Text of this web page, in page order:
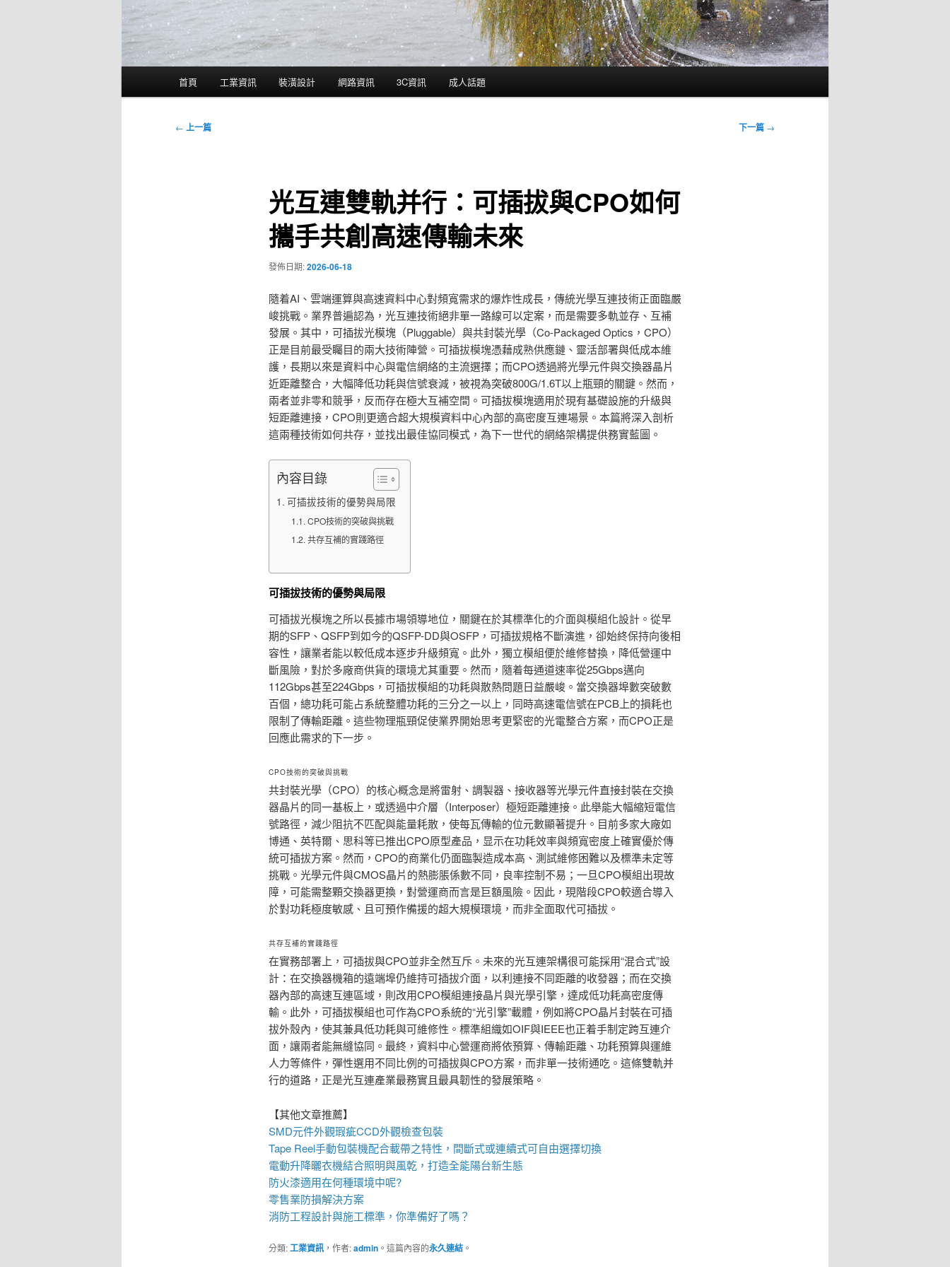
首頁 工業資訊 裝潢設計 網路資訊 3C資訊 成人話題
文
← 上一篇 下一篇 →
光互連雙軌并行：可插拔與CPO如何
攜手共創高速傳輸未來
發佈日期:2026-06-18
隨着AI、雲端運算與高速資料中心對頻寬需求的爆炸性成長，傳統光學互連技術正面臨嚴
峻挑戰。業界普遍認為，光互連技術絕非單一路線可以定案，而是需要多軌並存、互補
發展。其中，可插拔光模塊（Pluggable）與共封裝光學（Co-Packaged Optics，CPO）
正是目前最受矚目的兩大技術陣營。可插拔模塊憑藉成熟供應鏈、靈活部署與低成本維
護，長期以來是資料中心與電信網絡的主流選擇；而CPO透過將光學元件與交換器晶片
近距離整合，大幅降低功耗與信號衰減，被視為突破800G/1.6T以上瓶頸的關鍵。然而，
兩者並非零和競爭，反而存在極大互補空間。可插拔模塊適用於現有基礎設施的升級與
短距離連接，CPO則更適合超大規模資料中心內部的高密度互連場景。本篇將深入剖析
這兩種技術如何共存，並找出最佳協同模式，為下一世代的網絡架構提供務實藍圖。
內容目錄
可插拔技術的優勢與局限
CPO技術的突破與挑戰
共存互補的實踐路徑
可插拔技術的優勢與局限
可插拔光模塊之所以長據市場領導地位，關鍵在於其標準化的介面與模組化設計。從早
期的SFP、QSFP到如今的QSFP-DD與OSFP，可插拔規格不斷演進，卻始終保持向後相
容性，讓業者能以較低成本逐步升級頻寬。此外，獨立模組便於維修替換，降低營運中
斷風險，對於多廠商供貨的環境尤其重要。然而，隨着每通道速率從25Gbps邁向
112Gbps甚至224Gbps，可插拔模組的功耗與散熱問題日益嚴峻。當交換器埠數突破數
百個，總功耗可能占系統整體功耗的三分之一以上，同時高速電信號在PCB上的損耗也
限制了傳輸距離。這些物理瓶頸促使業界開始思考更緊密的光電整合方案，而CPO正是
回應此需求的下一步。
CPO技術的突破與挑戰
共封裝光學（CPO）的核心概念是將雷射、調製器、接收器等光學元件直接封裝在交換
器晶片的同一基板上，或透過中介層（Interposer）極短距離連接。此舉能大幅縮短電信
號路徑，減少阻抗不匹配與能量耗散，使每瓦傳輸的位元數顯著提升。目前多家大廠如
博通、英特爾、思科等已推出CPO原型產品，显示在功耗效率與頻寬密度上確實優於傳
統可插拔方案。然而，CPO的商業化仍面臨製造成本高、測試維修困難以及標準未定等
挑戰。光學元件與CMOS晶片的熱膨脹係數不同，良率控制不易；一旦CPO模組出現故
障，可能需整顆交換器更換，對營運商而言是巨額風險。因此，現階段CPO較適合導入
於對功耗極度敏感、且可預作備援的超大規模環境，而非全面取代可插拔。
共存互補的實踐路徑
在實務部署上，可插拔與CPO並非全然互斥。未來的光互連架構很可能採用“混合式”設
計：在交換器機箱的遠端埠仍維持可插拔介面，以利連接不同距離的收發器；而在交換
器內部的高速互連區域，則改用CPO模組連接晶片與光學引擎，達成低功耗高密度傳
輸。此外，可插拔模組也可作為CPO系統的“光引擎”載體，例如將CPO晶片封裝在可插
拔外殼內，使其兼具低功耗與可維修性。標準組織如OIF與IEEE也正着手制定跨互連介
面，讓兩者能無縫協同。最終，資料中心營運商將依預算、傳輸距離、功耗預算與運維
人力等條件，彈性選用不同比例的可插拔與CPO方案，而非單一技術通吃。這條雙軌并
行的道路，正是光互連產業最務實且最具韌性的發展策略。
【其他文章推薦】
SMD元件外觀瑕疵CCD外觀檢查包裝
Tape Reel手動包裝機配合載帶之特性，間斷式或連續式可自由選擇切換
電動升降曬衣機結合照明與風乾，打造全能陽台新生態
防火漆適用在何種環境中呢?
零售業防損解決方案
消防工程設計與施工標準，你準備好了嗎？
分類:工業資訊，作者:admin。這篇內容的永久連結。